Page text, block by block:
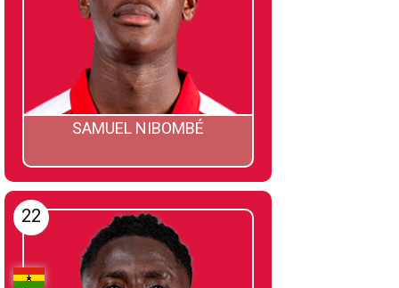
SAMUEL NIBOMBÉ
22